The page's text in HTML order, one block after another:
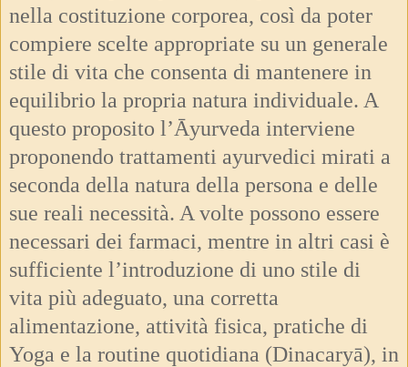
nella costituzione corporea, così da poter
compiere scelte appropriate su un generale
stile di vita che consenta di mantenere in
equilibrio la propria natura individuale. A
questo proposito l’Āyurveda interviene
proponendo trattamenti ayurvedici mirati a
seconda della natura della persona e delle
sue reali necessità. A volte possono essere
necessari dei farmaci, mentre in altri casi è
sufficiente l’introduzione di uno stile di
vita più adeguato, una corretta
alimentazione, attività fisica, pratiche di
Yoga e la routine quotidiana (Dinacaryā), in